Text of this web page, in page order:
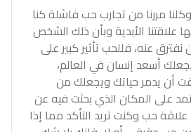
مررنا من تجارب حب فاشلة كنا
علاقتنا الأبدية وبأن ذلك الشخص
عنه، فللحب تأثير كبير على
أسعد إنسان في العالم،
أن يدمر حياتك ويجعلك من
على المكان الذي بحثت فيه عن
حب وكنت تريد التأكد مما إذا